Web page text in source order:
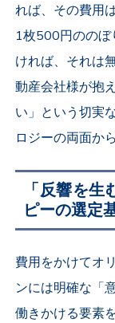
れば、その費用
1枚500円のの
ければ、それは
動産会社様が抱
い」という切実
ロジーの両面か
「反響を
ピーの選定
費用をかけてオ
ンには明確な「
働きかける要素